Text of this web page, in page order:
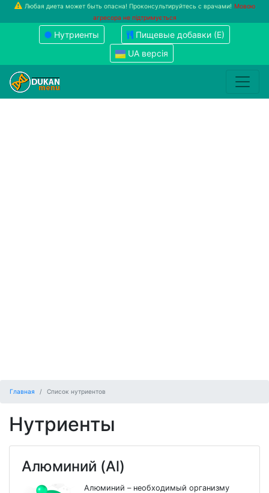
Любая диета может быть опасна! Проконсультируйтесь с врачами! Мовою
агресора не підтримується
Нутриенты
Пищевые добавки (Е)
UA версія
Главная Список нутриентов
Нутриенты
Алюминий (Al)
Алюминий – необходимый организму